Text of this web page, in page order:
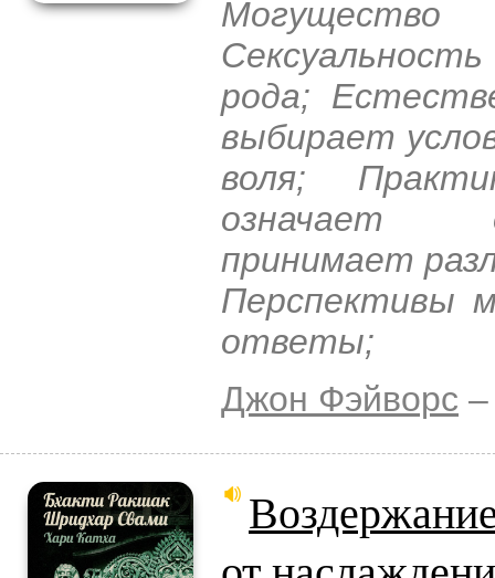
рода;
выбирает
воля;
означает
принимает
Перспективы
ответы;
Джон Фэйворс